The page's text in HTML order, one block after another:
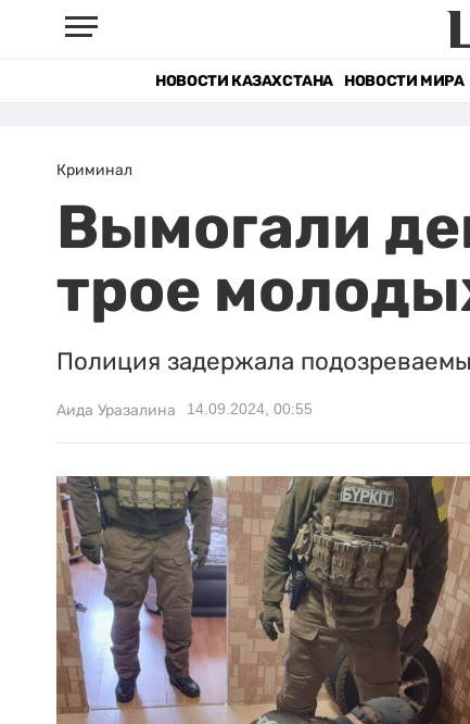
НОВОСТИ КАЗАХСТАНА НОВОСТИ МИРА
Криминал
Вымогали
трое
Полиция задержала
Аида Уразалина 14.09.2024, 00:55